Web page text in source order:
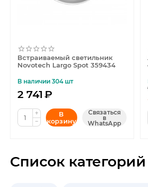
Встраиваемый светильник
Novotech Largo Spot 359434
В наличии 304 шт
2 741 ₽
+
−
В
корзину
Связаться
в
WhatsApp
Список